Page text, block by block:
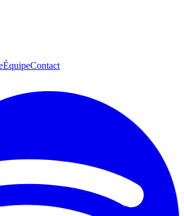
ÉquipeContact